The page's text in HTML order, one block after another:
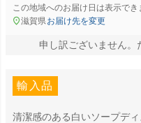
この地域へのお届け日は表示でき
滋賀県お届け先を変更
申し訳ございません。
輸入品
清潔感のある白いソープディ